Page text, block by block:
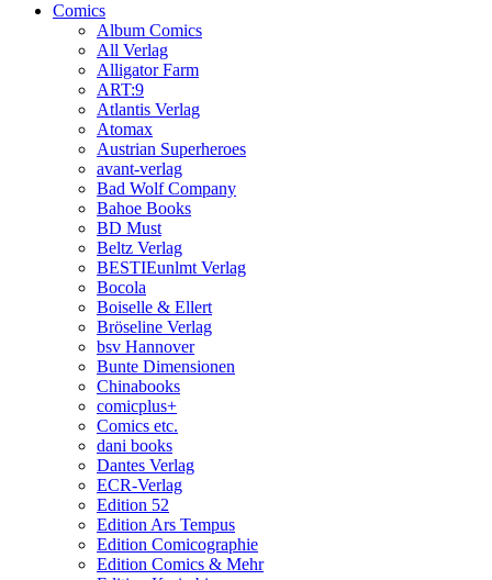
Comics
Album Comics
All Verlag
Alligator Farm
ART:9
Atlantis Verlag
Atomax
Austrian Superheroes
avant-verlag
Bad Wolf Company
Bahoe Books
BD Must
Beltz Verlag
BESTIEunlmt Verlag
Bocola
Boiselle & Ellert
Bröseline Verlag
bsv Hannover
Bunte Dimensionen
Chinabooks
comicplus+
Comics etc.
dani books
Dantes Verlag
ECR-Verlag
Edition 52
Edition Ars Tempus
Edition Comicographie
Edition Comics & Mehr